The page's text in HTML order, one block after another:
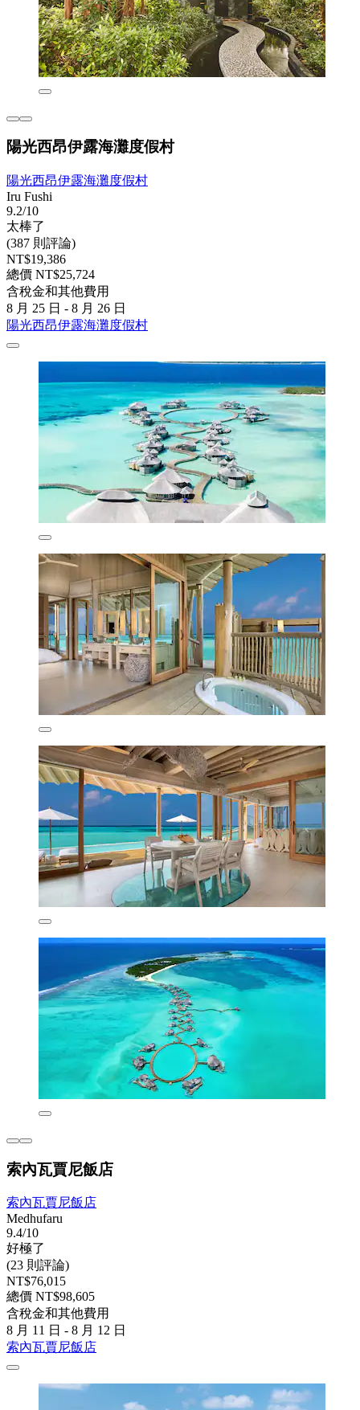
陽光西昂伊露海灘度假村
陽光西昂伊露海灘度假村
Iru Fushi
9.2/10
太棒了
(387 則評論)
NT$19,386
總價 NT$25,724
含稅金和其他費用
8 月 25 日 - 8 月 26 日
陽光西昂伊露海灘度假村
索內瓦賈尼飯店
索內瓦賈尼飯店
Medhufaru
9.4/10
好極了
(23 則評論)
NT$76,015
總價 NT$98,605
含稅金和其他費用
8 月 11 日 - 8 月 12 日
索內瓦賈尼飯店